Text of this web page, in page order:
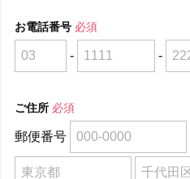
お電話番号 必須
- -
ご住所 必須
郵便番号